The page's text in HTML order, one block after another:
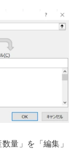
量」を「編集」